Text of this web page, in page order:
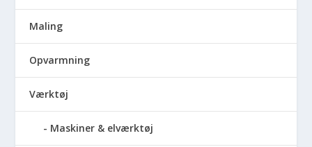
Maling
Opvarmning
Værktøj
Maskiner & elværktøj